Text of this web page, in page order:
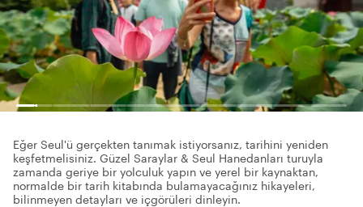
Eğer Seul'ü gerçekten tanımak istiyorsanız, tarihini yeniden
keşfetmelisiniz. Güzel Saraylar & Seul Hanedanları turuyla
zamanda geriye bir yolculuk yapın ve yerel bir kaynaktan,
normalde bir tarih kitabında bulamayacağınız hikayeleri,
bilinmeyen detayları ve içgörüleri dinleyin.